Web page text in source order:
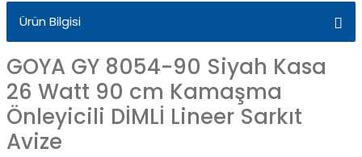
Ürün Bilgisi
GOYA GY 8054-90 Siyah Kasa
26 Watt 90 cm Kamaşma
Önleyicili DİMLİ Lineer Sarkıt
Avize